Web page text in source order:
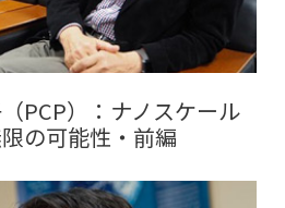
PCP）：ナノスケール
の可能性・前編